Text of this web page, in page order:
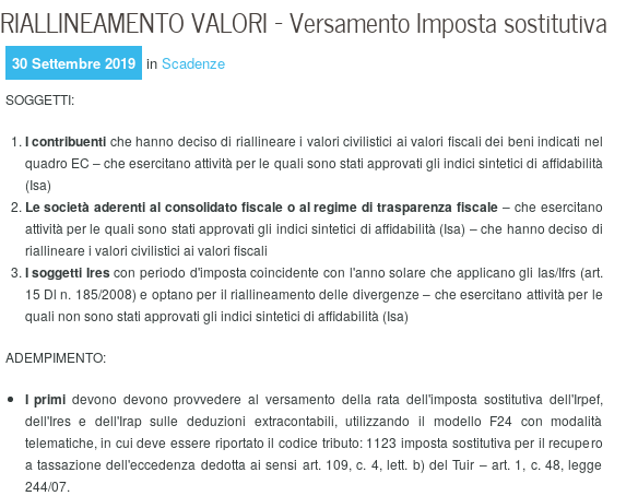
RIALLINEAMENTO VALORI – Versamento Imposta sostitutiva
30 Settembre 2019 in Scadenze
SOGGETTI:
I contribuenti che hanno deciso di riallineare i valori civilistici ai valori fiscali dei beni indicati nel
quadro EC – che esercitano attività per le quali sono stati approvati gli indici sintetici di affidabilità
(Isa)
Le società aderenti al consolidato fiscale o al regime di trasparenza fiscale– che esercitano
attività per le quali sono stati approvati gli indici sintetici di affidabilità (Isa) – che hanno deciso di
riallineare i valori civilistici ai valori fiscali
I soggetti Irescon periodo d'imposta coincidente con l'anno solare che applicano gli Ias/Ifrs (art.
15 Dl n. 185/2008) e optano per il riallineamento delle divergenze – che esercitano attività per le
quali non sono stati approvati gli indici sintetici di affidabilità (Isa)
ADEMPIMENTO:
I primi devono devono provvedere al versamento della rata dell'imposta sostitutiva dell'Irpef,
dell'Ires e dell'Irap sulle deduzioni extracontabili, utilizzando il modello F24 con modalità
telematiche, in cui deve essere riportato il codice tributo: 1123 imposta sostitutiva per il recupero
a tassazione dell'eccedenza dedotta ai sensi art. 109, c. 4, lett. b) del Tuir – art. 1, c. 48, legge
244/07.